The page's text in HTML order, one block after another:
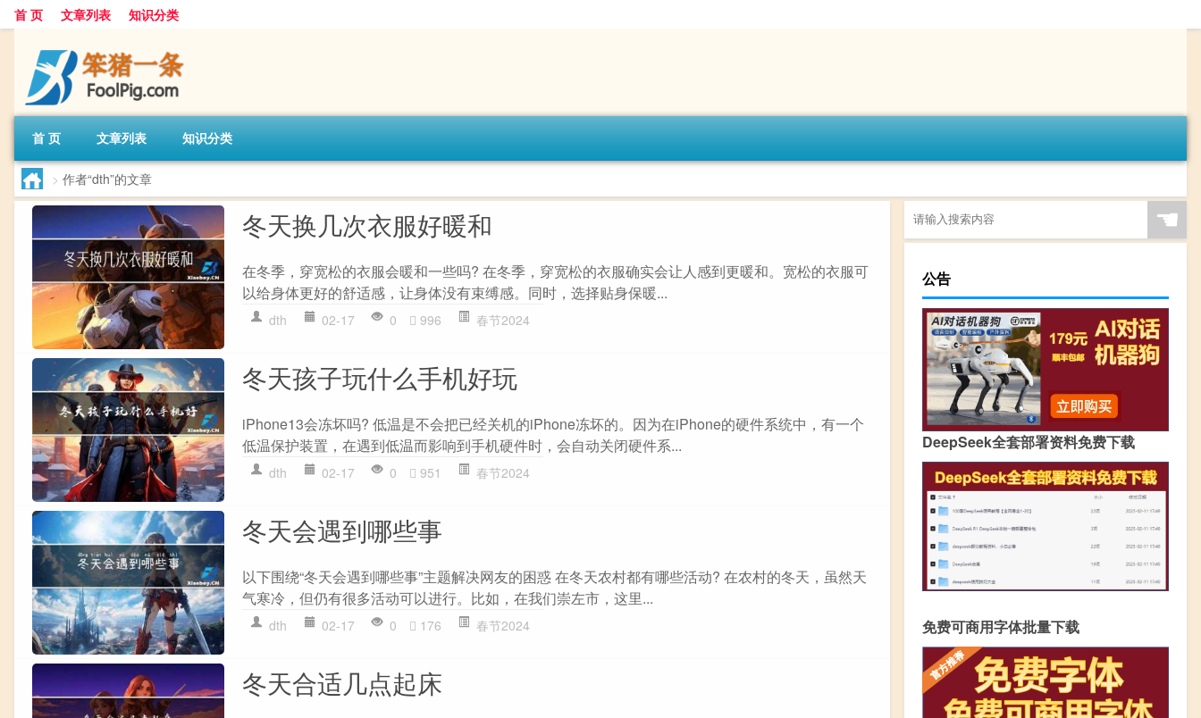
首 页 文章列表 知识分类
首 页 文章列表 知识分类
> 作者“dth”的文章
冬天换几次衣服好暖和
在冬季，穿宽松的衣服会暖和一些吗? 在冬季，穿宽松的衣服确实会让人感到更暖和。宽松的衣服可
以给身体更好的舒适感，让身体没有束缚感。同时，选择贴身保暖...
dth 02-17 0 996 春节2024
冬天孩子玩什么手机好玩
iPhone13会冻坏吗? 低温是不会把已经关机的iPhone冻坏的。因为在iPhone的硬件系统中，有一个
低温保护装置，在遇到低温而影响到手机硬件时，会自动关闭硬件系...
dth 02-17 0 951 春节2024
冬天会遇到哪些事
以下围绕“冬天会遇到哪些事”主题解决网友的困惑 在冬天农村都有哪些活动? 在农村的冬天，虽然天
气寒冷，但仍有很多活动可以进行。比如，在我们崇左市，这里...
dth 02-17 0 176 春节2024
冬天合适几点起床
☚
公告
DeepSeek全套部署资料免费下载
免费可商用字体批量下载